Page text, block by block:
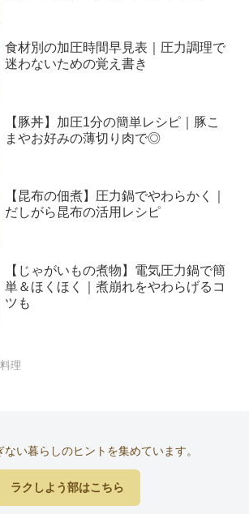
食材別の加圧時間早見表｜圧力調理で
迷わないための覚え書き
【豚丼】加圧1分の簡単レシピ｜豚こ
まやお好みの薄切り肉で◎
【昆布の佃煮】圧力鍋でやわらかく｜
だしがら昆布の活用レシピ
【じゃがいもの煮物】電気圧力鍋で簡
単＆ほくほく｜煮崩れをやわらげるコ
ツも
理
い暮らしのヒントを集めています。
ラクしよう部はこちら